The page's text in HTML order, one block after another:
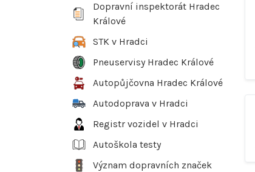
Dopravní inspektorát Hradec
Králové
STK v Hradci
Pneuservisy Hradec Králové
Autopůjčovna Hradec Králové
Autodoprava v Hradci
Registr vozidel v Hradci
Autoškola testy
Význam dopravních značek